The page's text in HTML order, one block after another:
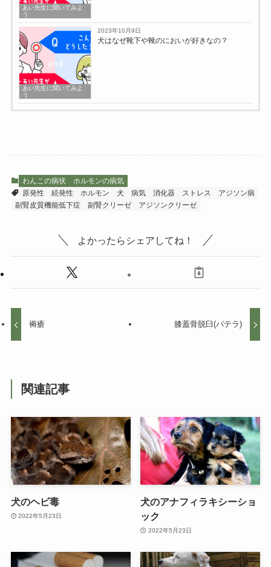
あい先生に聞いてみよ
う
あい先生に聞いてみよ
う
2023年10月9日
犬はなぜ靴下や靴のにおいが好きなの？
わんこの病状
ホルモンの病気
原発性
続発性 ホルモン 犬 病気 消化器 ストレス
アジソン病
副腎皮質機能低下症
副腎クリーゼ アジソンクリーゼ
よかったらシェアしてね！
褥瘡 膝蓋骨脱臼(パテラ)
関連記事
犬のヘビ毒
2022年5月23日
犬のアナフィラキシーショ
ック
2022年5月23日